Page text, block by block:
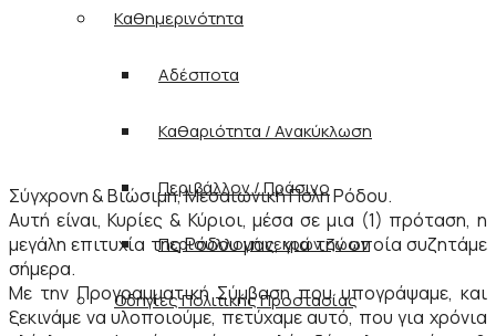
Καθημερινότητα
Αδέσποτα
Καθαριότητα / Ανακύκλωση
Περιβάλλον / Πράσινο
Περισυλλογή νεκρών ζώων
Οδηγίες Πολιτικής Προστασίας
Σύγχρονη & Βιώσιμη, Μεσαιωνική Πόλη Ρόδου.
Αυτή είναι, Κυρίες & Κύριοι, μέσα σε μια (1) πρόταση, η
μεγάλη επιτυχία της Ρόδου μας, για την οποία συζητάμε
σήμερα.
Με την Προγραμματική Σύμβαση που υπογράψαμε, και
ξεκινάμε να υλοποιούμε, πετύχαμε αυτό, που για χρόνια